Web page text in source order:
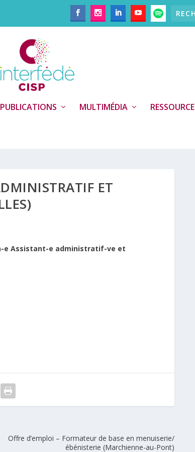
PUBLICATIONS MULTIMÉDIA
ET
e Assistant-e administratif-ve et
Offre d’emploi – Formateur de base en menuiserie/
ébénisterie (Marchienne-au-Pont)